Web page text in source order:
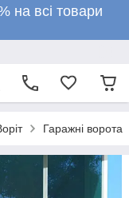
на всі товари
Гаражні ворота